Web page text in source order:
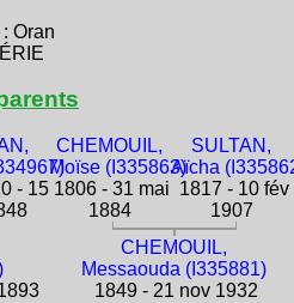
Oran
- 15
CHEMOUIL,
Moïse (I335863)
1806 - 31 mai
1884
SULTAN,
Aïcha
1817 - 10 fév
1907
CHEMOUIL,
Messaouda (I335881)
1849 - 21 nov 1932